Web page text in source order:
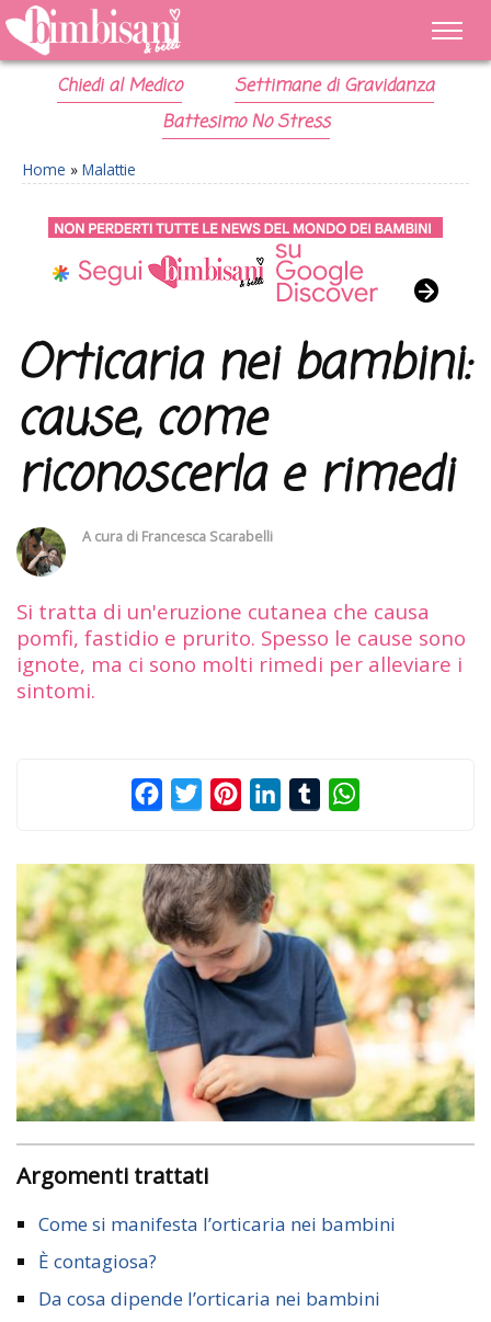
Chiedi al Medico
Settimane di Gravidanza
Battesimo No Stress
Home » Malattie
Orticaria nei bambini:
cause, come
riconoscerla e rimedi
A cura di Francesca Scarabelli
Si tratta di un'eruzione cutanea che causa
pomfi, fastidio e prurito. Spesso le cause sono
ignote, ma ci sono molti rimedi per alleviare i
sintomi.
FacebookTwitterPinterestLinkedInTumblr
Argomenti trattati
Come si manifesta l’orticaria nei bambini
È contagiosa?
Da cosa dipende l’orticaria nei bambini